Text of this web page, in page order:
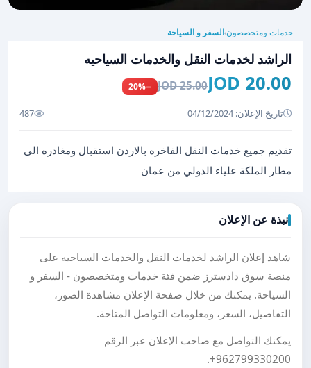
خدمات ومتخصصون›السفر و السياحة
الراشد لخدمات النقل والخدمات السياحيه
20.00 JOD
25.00 JOD
−20%
تاريخ الإعلان: 04/12/2024 487
تقديم جميع خدمات النقل الفاخره بالاردن استقبال ومغادره الى
مطار الملكة علياء الدولي من عمان
نبذة عن الإعلان
شاهد إعلان الراشد لخدمات النقل والخدمات السياحيه على
منصة سوق دادسترز ضمن فئة خدمات ومتخصصون - السفر و
السياحة. يمكنك من خلال صفحة الإعلان مشاهدة الصور،
التفاصيل، السعر، ومعلومات التواصل المتاحة.
يمكنك التواصل مع صاحب الإعلان عبر الرقم
+962799330200
.